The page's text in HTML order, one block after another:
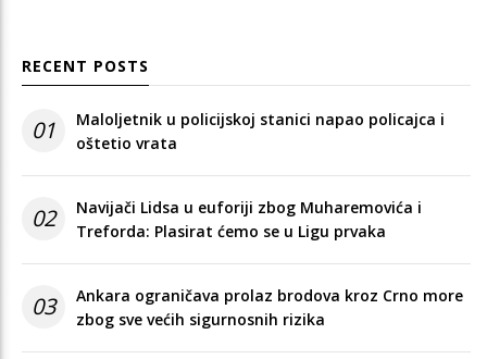
RECENT POSTS
01
Maloljetnik u policijskoj stanici napao policajca i
oštetio vrata
02
Navijači Lidsa u euforiji zbog Muharemovića i
Treforda: Plasirat ćemo se u Ligu prvaka
03
Ankara ograničava prolaz brodova kroz Crno more
zbog sve većih sigurnosnih rizika